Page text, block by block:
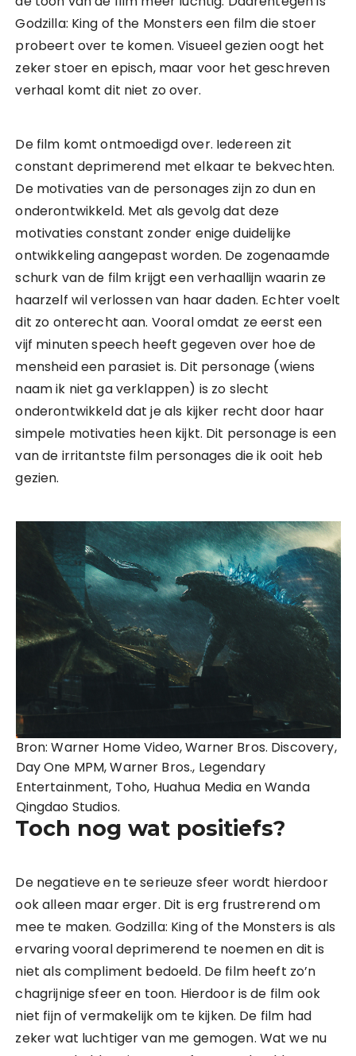
Godzilla: King of the Monsters een film die stoer
probeert over te komen. Visueel gezien oogt het
zeker stoer en episch, maar voor het geschreven
verhaal komt dit niet zo over.
De film komt ontmoedigd over. Iedereen zit
constant deprimerend met elkaar te bekvechten.
De motivaties van de personages zijn zo dun en
onderontwikkeld. Met als gevolg dat deze
motivaties constant zonder enige duidelijke
ontwikkeling aangepast worden. De zogenaamde
schurk van de film krijgt een verhaallijn waarin ze
haarzelf wil verlossen van haar daden. Echter voelt
dit zo onterecht aan. Vooral omdat ze eerst een
vijf minuten speech heeft gegeven over hoe de
mensheid een parasiet is. Dit personage (wiens
naam ik niet ga verklappen) is zo slecht
onderontwikkeld dat je als kijker recht door haar
simpele motivaties heen kijkt. Dit personage is een
van de irritantste film personages die ik ooit heb
gezien.
Bron: Warner Home Video, Warner Bros. Discovery,
Day One MPM, Warner Bros., Legendary
Entertainment, Toho, Huahua Media en Wanda
Qingdao Studios.
Toch nog wat positiefs?
De negatieve en te serieuze sfeer wordt hierdoor
ook alleen maar erger. Dit is erg frustrerend om
mee te maken. Godzilla: King of the Monsters is als
ervaring vooral deprimerend te noemen en dit is
niet als compliment bedoeld. De film heeft zo’n
chagrijnige sfeer en toon. Hierdoor is de film ook
niet fijn of vermakelijk om te kijken. De film had
zeker wat luchtiger van me gemogen. Wat we nu